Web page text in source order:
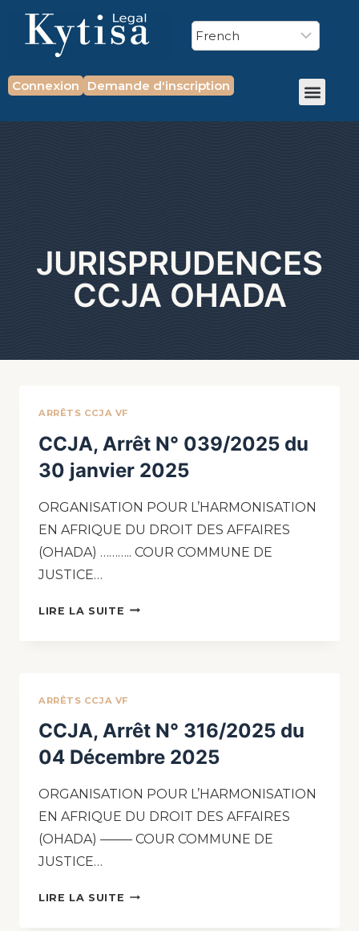
Connexion Demande d'inscription
JURISPRUDENCES
CCJA OHADA
ARRÊTS CCJA VF
CCJA, Arrêt N° 039/2025 du
30 janvier 2025
ORGANISATION POUR L’HARMONISATION
EN AFRIQUE DU DROIT DES AFFAIRES
(OHADA) ……….. COUR COMMUNE DE
JUSTICE…
LIRE LA SUITE
ARRÊTS CCJA VF
CCJA, Arrêt N° 316/2025 du
04 Décembre 2025
ORGANISATION POUR L’HARMONISATION
EN AFRIQUE DU DROIT DES AFFAIRES
(OHADA) ——– COUR COMMUNE DE
JUSTICE…
LIRE LA SUITE